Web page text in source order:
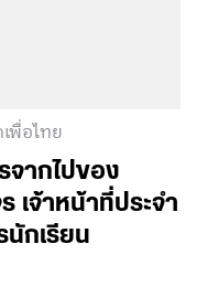
พื่อไทย
ากไปของ
เจ้าหน้าที่ประจำ
กเรียน